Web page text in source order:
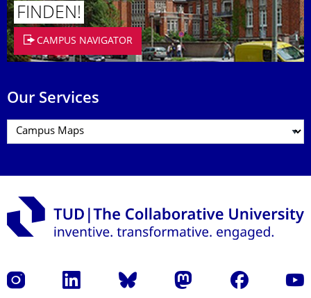
FINDEN!
CAMPUS NAVIGATOR
Our Services
Instagram LinkedIn Bluesky Mastodon Facebook